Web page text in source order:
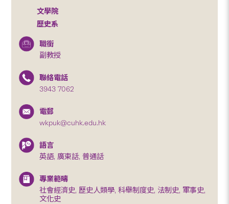
文學院
歷史系
職銜
副教授
聯絡電話
3943 7062
電郵
wkpuk@cuhk.edu.hk
語言
英語, 廣東話, 普通話
專業範疇
社會經濟史, 歷史人類學, 科舉制度史, 法制史, 軍事史,
文化史